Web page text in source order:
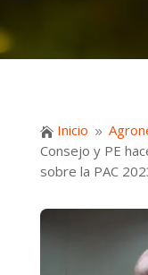
 Inicio 9
Consejo y PE
sobre la PAC